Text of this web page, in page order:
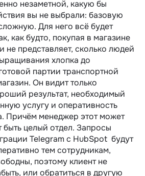
незаметной, какую бы
вы не выбрали: базовую
Для него всё будет
как будто, покупая в магазине
не представляет, сколько людей
хлопка до
партии транспортной
Он видит только
результат, необходимый
услугу и оперативность
Причём менеджер этот может
целый отдел. Запросы
Telegram c HubSpot будут
тем сотрудникам,
поэтому клиент не
или обратиться в другую